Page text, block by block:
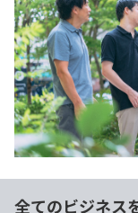
全てのビジネス